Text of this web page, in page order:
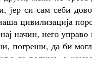
јер си сам себи
цивилизација
начин, него
погреши, да би